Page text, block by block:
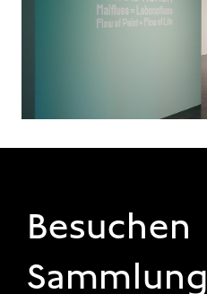
FOOTER 1
Besuchen
Sammlung